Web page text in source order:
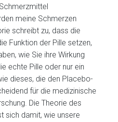
meine Schmerzen
schreibt zu, dass die
Funktion der Pille setzen,
wie Sie ihre Wirkung
echte Pille oder nur ein
dieses, die den Placebo-
für die medizinische
Die Theorie des
sich damit, wie unsere